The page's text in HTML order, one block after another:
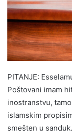
PITANJE:
Poštovani imam
inostranstvu,
islamskim
smešten u